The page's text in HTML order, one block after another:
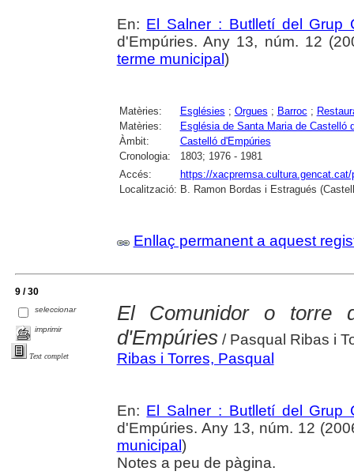
En: El Salner : Butlletí del Grup
d'Empúries. Any 13, núm. 12
terme municipal)
Matèries: Esglésies ; Orgues ; Barroc ;
Matèries:
Església de Santa Maria de Castelló
Àmbit:
Castelló d'Empúries
Cronologia:
1803; 1976 - 1981
Accés:
https://
Localització: B. Ramon Bordas i Estragués
Enllaç permanent a aquest
9 / 30
seleccionar
imprimir
Text complet
El Comunidor o torre
d'Empúries/ Pasqual Ribas i
Ribas i Torres, Pasqual
En: El Salner : Butlletí del Grup
d'Empúries. Any 13, núm. 12
municipal )
Notes a peu de pàgina.